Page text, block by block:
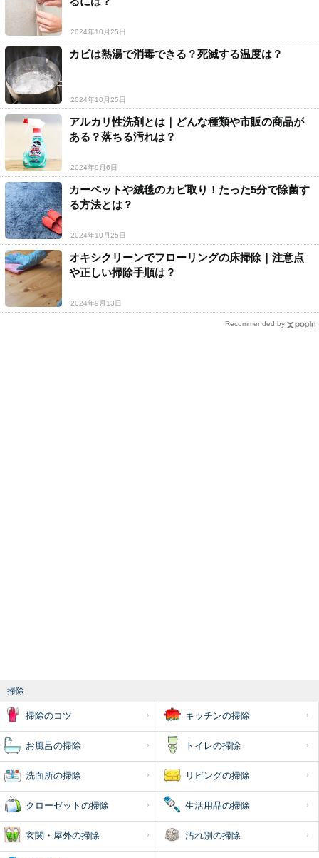
2024年10月25日
カビは熱湯で消毒できる？死滅する温度は？
2024年10月25日
アルカリ性洗剤とは｜どんな種類や市販の商品が
ある？落ちる汚れは？
2024年9月6日
カーペットや絨毯のカビ取り！たった5分で除菌す
る方法とは？
2024年10月25日
オキシクリーンでフローリングの床掃除｜注意点
や正しい掃除手順は？
2024年9月13日
Recommended by
掃除
掃除のコツ キッチンの掃除
お風呂の掃除 トイレの掃除
洗面所の掃除 リビングの掃除
クローゼットの掃除 生活用品の掃除
玄関・屋外の掃除 汚れ別の掃除